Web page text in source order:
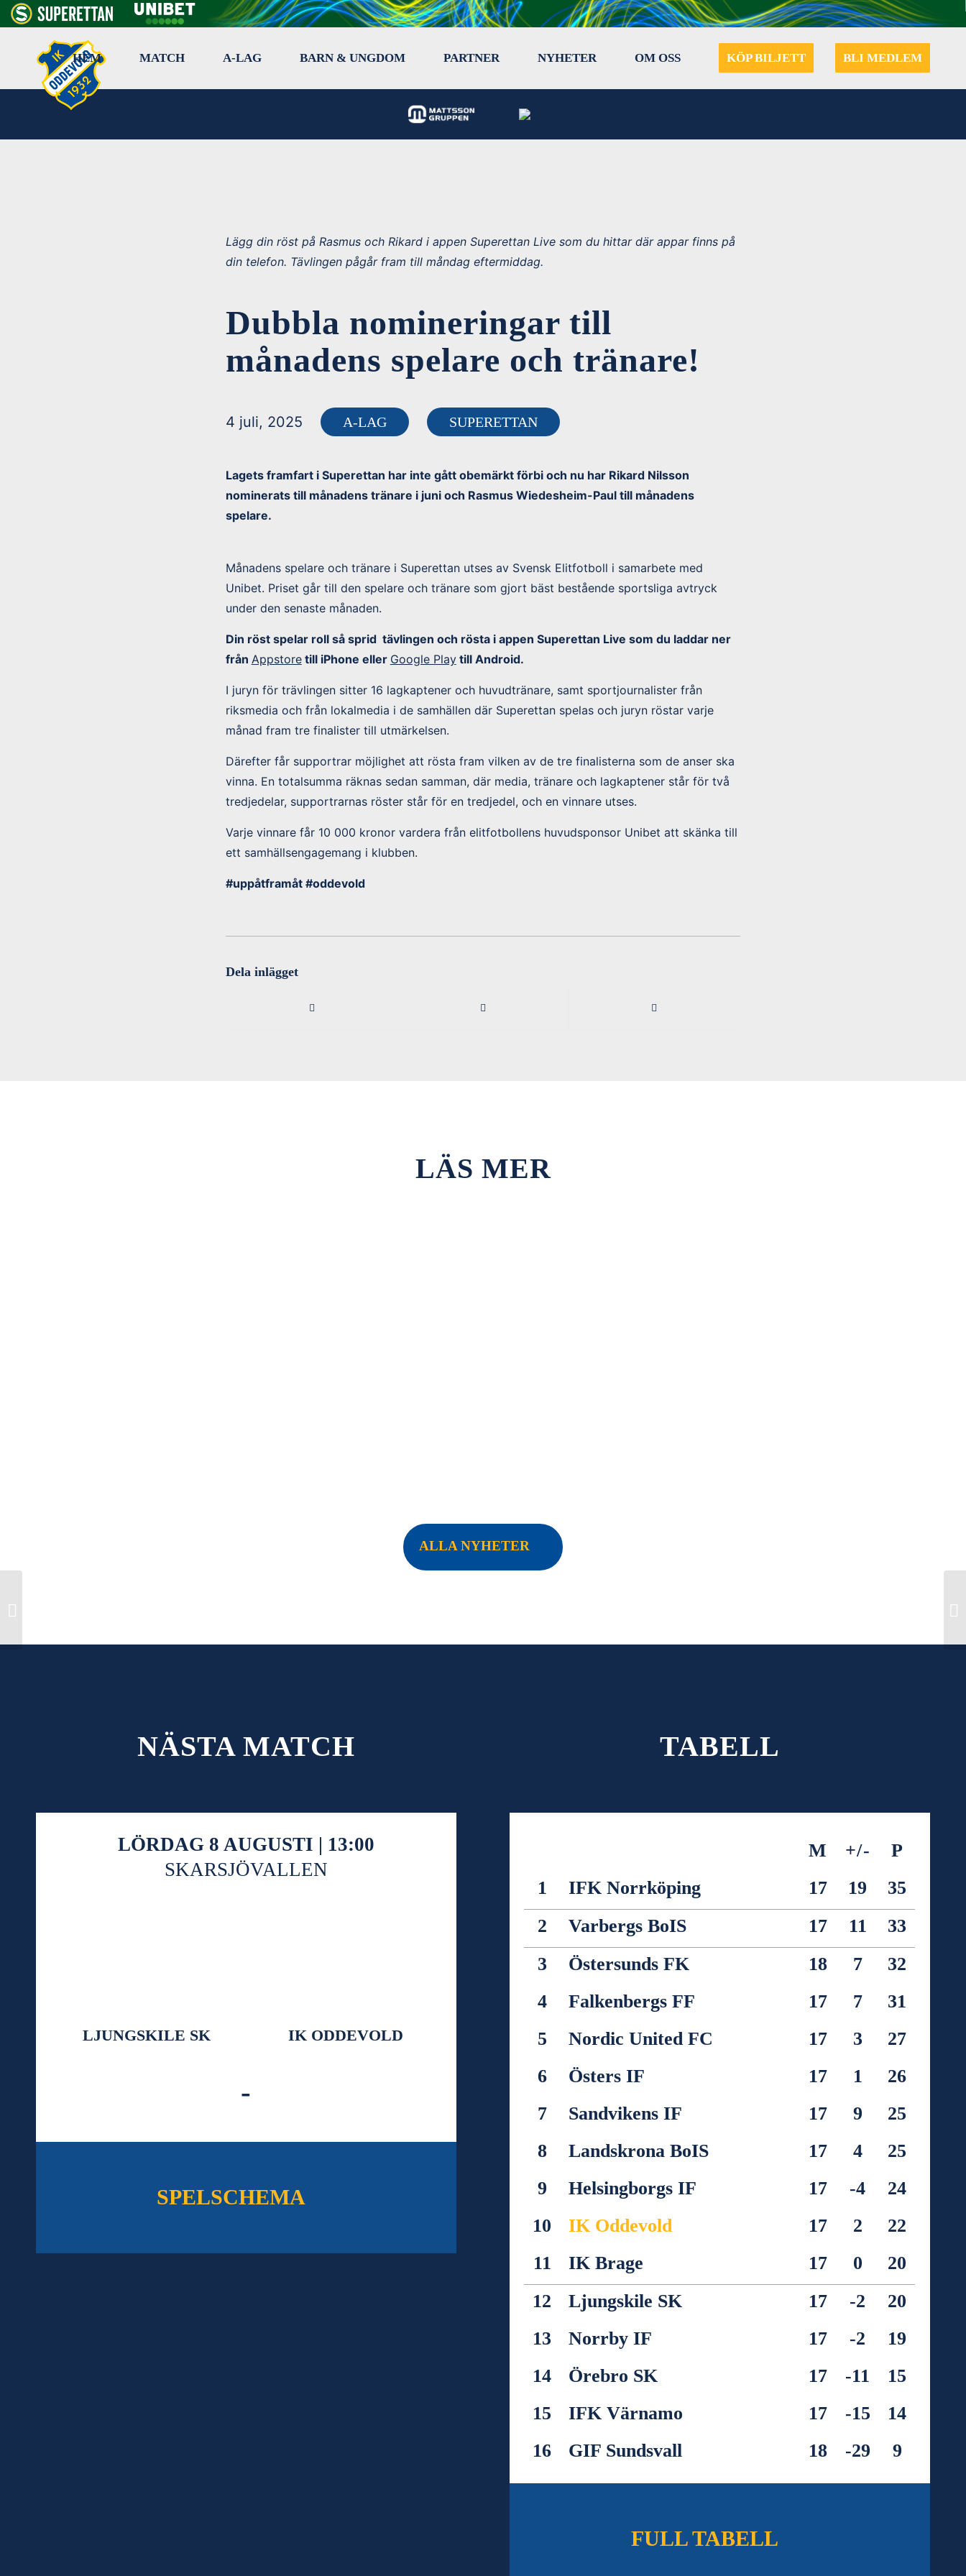
HEM MATCH A-LAG BARN & UNGDOM PARTNER NYHETER OM OSS KÖP BILJETT BLI MEDLEM
Lägg din röst på Rasmus och Rikard i appen Superettan Live som du hittar där appar finns på
din telefon. Tävlingen pågår fram till måndag eftermiddag.
Dubbla nomineringar till
månadens spelare och tränare!
4 juli, 2025 A-LAG SUPERETTAN
Lagets framfart i Superettan har inte gått obemärkt förbi och nu har Rikard Nilsson
nominerats till månadens tränare i juni och Rasmus Wiedesheim-Paul till månadens
spelare.
Månadens spelare och tränare i Superettan utses av Svensk Elitfotboll i samarbete med
Unibet. Priset går till den spelare och tränare som gjort bäst bestående sportsliga avtryck
under den senaste månaden.
Din röst spelar roll så sprid tävlingen och rösta i appen Superettan Live som du laddar ner
från Appstoretill iPhone eller Google Playtill Android.
I juryn för trävlingen sitter 16 lagkaptener och huvudtränare, samt sportjournalister från
riksmedia och från lokalmedia i de samhällen där Superettan spelas och juryn röstar varje
månad fram tre finalister till utmärkelsen.
Därefter får supportrar möjlighet att rösta fram vilken av de tre finalisterna som de anser ska
vinna. En totalsumma räknas sedan samman, där media, tränare och lagkaptener står för två
tredjedelar, supportrarnas röster står för en tredjedel, och en vinnare utses.
Varje vinnare får 10 000 kronor vardera från elitfotbollens huvudsponsor Unibet att skänka till
ett samhällsengagemang i klubben.
#uppåtframåt #oddevold
Dela inlägget
LÄS MER
ALLA NYHETER
NÄSTA MATCH
LÖRDAG 8 AUGUSTI | 13:00
SKARSJÖVALLEN
LJUNGSKILE SK IK ODDEVOLD
-
SPELSCHEMA
TABELL
M +/-
P
1
IFK Norrköping 17 19
35
2
Varbergs BoIS 17 11
33
3
Östersunds FK 18 7
32
4
Falkenbergs FF 17 7
31
5
Nordic United FC 17 3
27
6
Östers IF 17 1
26
7
Sandvikens IF 17 9
25
8
Landskrona BoIS 17 4
25
9
Helsingborgs IF 17 -4
24
10
IK Oddevold 17 2
22
11
IK Brage 17 0
20
12
Ljungskile SK 17 -2
20
13
Norrby IF 17 -2
19
14
Örebro SK 17 -11
15
15
IFK Värnamo 17 -15
14
16
GIF Sundsvall 18 -29 9
FULL TABELL